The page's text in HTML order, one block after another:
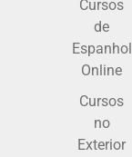
Cursos
de
Espanhol
Online
Cursos
no
Exterior